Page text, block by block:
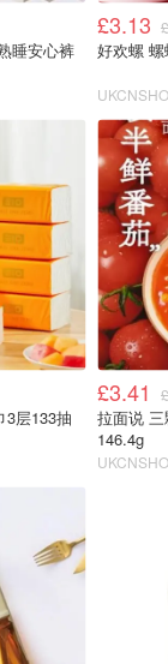
睡安心裤
£3.13
好欢螺
3层133抽
£3.41
拉面说
146.4g